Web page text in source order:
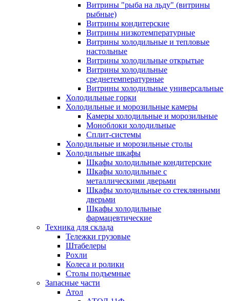
Витрины "рыба на льду" (витрины
рыбные)
Витрины кондитерские
Витрины низкотемпературные
Витрины холодильные и тепловые
настольные
Витрины холодильные открытые
Витрины холодильные
среднетемпературные
Витрины холодильные универсальные
Холодильные горки
Холодильные и морозильные камеры
Камеры холодильные и морозильные
Моноблоки холодильные
Сплит-системы
Холодильные и морозильные столы
Холодильные шкафы
Шкафы холодильные кондитерские
Шкафы холодильные с
металлическими дверьми
Шкафы холодильные со стеклянными
дверьми
Шкафы холодильные
фармацевтические
Техника для склада
Тележки грузовые
Штабелеры
Рохли
Колеса и ролики
Столы подъемные
Запасные части
Атол